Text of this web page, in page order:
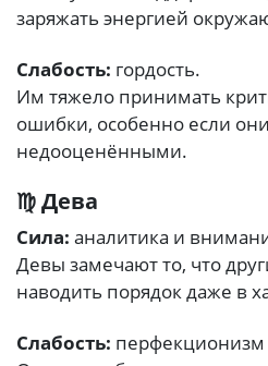
заряжать энергией
Слабость: гордость.
Им тяжело принимать
ошибки, особенно если
недооценёнными.
♍ Дева
Сила: аналитика и
Девы замечают то, что
наводить порядок даже в
Слабость: перфекционизм